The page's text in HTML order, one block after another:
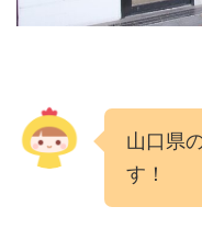
山口県
す！